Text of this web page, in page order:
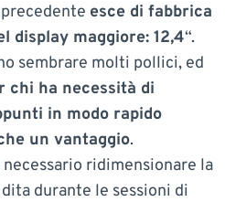
esce di fabbrica
display maggiore: 12,4“.
sembrare molti pollici, ed
chi ha necessità di
in modo rapido
un vantaggio.
ridimensionare la
durante le sessioni di